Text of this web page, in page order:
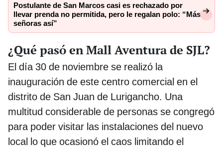
Postulante de San Marcos casi es rechazado por
llevar prenda no permitida, pero le regalan polo: “Más
señoras así”
¿Qué pasó en Mall Aventura de SJL?
El día 30 de noviembre se realizó la
inauguración de este centro comercial en el
distrito de San Juan de Lurigancho. Una
multitud considerable de personas se congregó
para poder visitar las instalaciones del nuevo
local lo que ocasionó el caos limitando el